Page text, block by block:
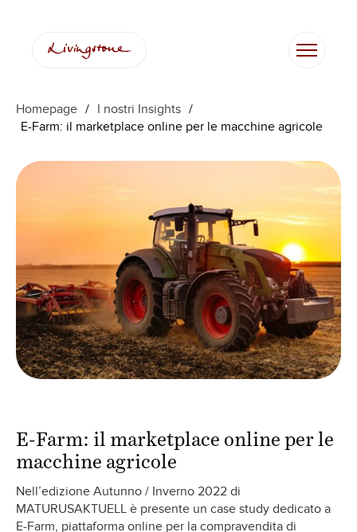
contenuto
Homepage / I nostri Insights /
E-Farm: il marketplace online per le macchine agricole
E-Farm: il marketplace online per le
macchine agricole
Nell’edizione Autunno / Inverno 2022 di
MATURUSAKTUELL è presente un case study dedicato a
E-Farm, piattaforma online per la compravendita di